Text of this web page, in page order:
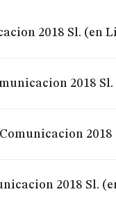
2018 Sl. (en
2018
2018 Sl.